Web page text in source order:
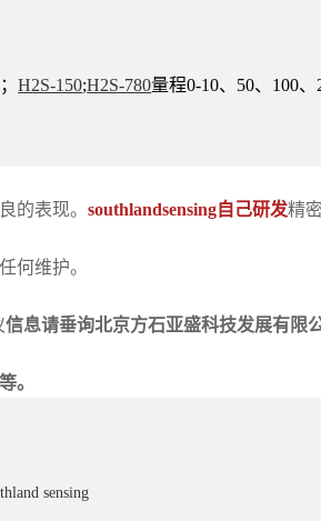
H2S-150;H2S-780量程0-10、50、100、
的表现。southlandsensing自己研发精
何维护。
信息请垂询北京方石亚盛科技发展有限
。
sensing